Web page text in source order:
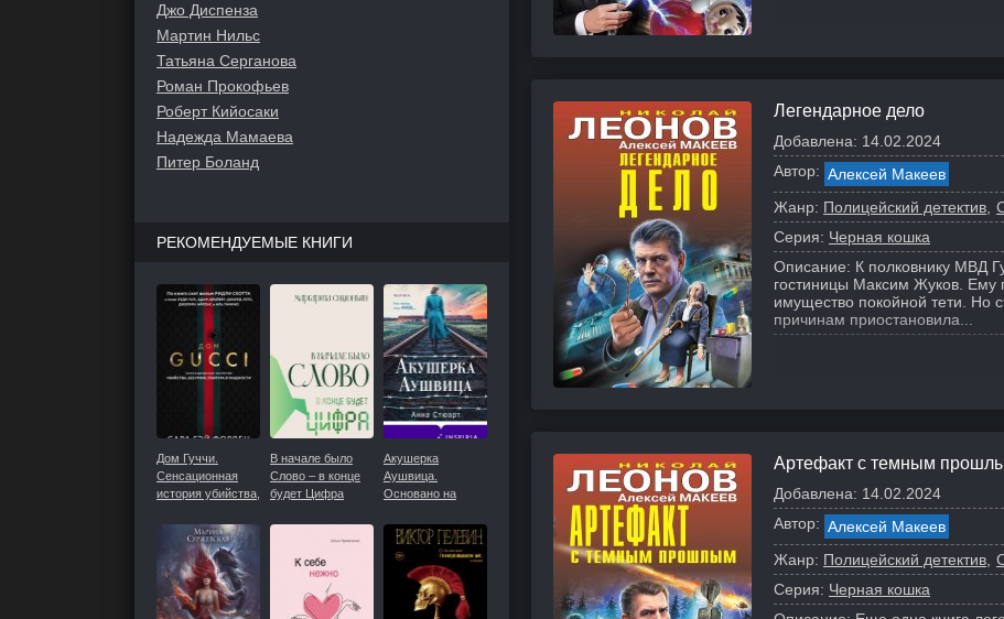
Легендарное дело
Добавлена: 14.02.2024
Автор: Алексей Макеев
Жанр: Полицейский детектив
Серия: Черная кошка
Описание: К полковнику МВД
гостиницы Максим Жуков.
имущество покойной тети. Но
причинам приостановила...
Артефакт с темным
Добавлена: 14.02.2024
Автор: Алексей Макеев
Жанр: Полицейский детектив
Серия: Черная кошка
Джо Диспенза
Мартин Нильс
Татьяна Серганова
Роман Прокофьев
Роберт Кийосаки
Надежда Мамаева
Питер Боланд
РЕКОМЕНДУЕМЫЕ КНИГИ
Дом Гуччи.
Сенсационная
история убийства,
и жадности
В начале было
Слово – в конце
будет Цифра
Акушерка
Аушвица.
Основано на
событиях